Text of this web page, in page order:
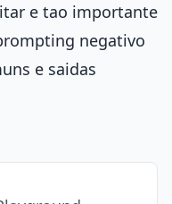
e tao importante
negativo
e saidas